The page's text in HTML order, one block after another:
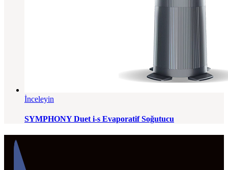
İnceleyin
SYMPHONY Duet i-s Evaporatif Soğutucu